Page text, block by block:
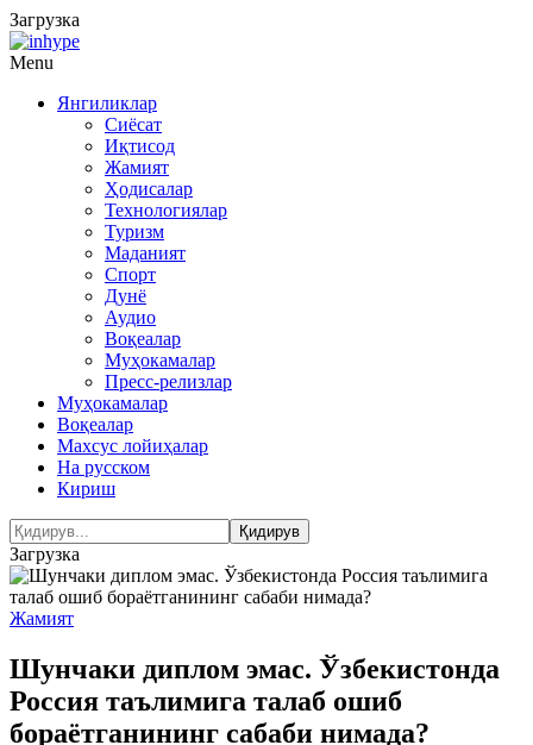
Загрузка
Menu
Янгиликлар
Сиёсат
Иқтисод
Жамият
Ҳодисалар
Технологиялар
Туризм
Маданият
Спорт
Дунё
Аудио
Воқеалар
Муҳокамалар
Пресс-релизлар
Муҳокамалар
Воқеалар
Махсус лойиҳалар
На русском
Кириш
Загрузка
Жамият
Шунчаки диплом эмас. Ўзбекистонда
Россия таълимига талаб ошиб
бораётганининг сабаби нимада?